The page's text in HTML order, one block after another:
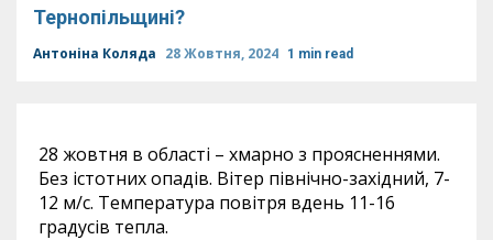
Тернопільщині?
Антоніна Коляда 28 Жовтня, 2024 1 min read
28 жовтня в області – хмарно з проясненнями.
Без істотних опадів. Вітер північно-західний, 7-
12 м/с. Температура повітря вдень 11-16
градусів тепла.